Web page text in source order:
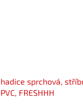
hadice sprchová,
PVC, FRESHHH